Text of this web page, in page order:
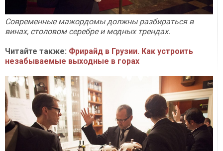
Современные мажордомы должны разбираться в
винах, столовом серебре и модных трендах.
Читайте также: Фрирайд в Грузии. Как устроить
незабываемые выходные в горах